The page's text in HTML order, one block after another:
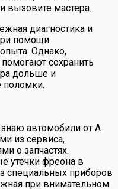
вызовите мастера.
диагностика и
помощи
Однако,
сохранить
дольше и
поломки.
автомобили от А
из сервиса,
о запчастях.
утечки фреона в
специальных приборов
при внимательном